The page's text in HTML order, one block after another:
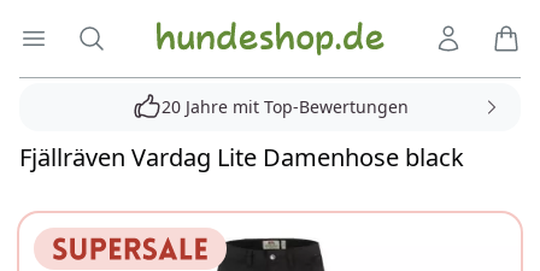
Menü öffnen
Suche Hundeshop.de
20 Jahre mit Top-Bewertungen
Fjällräven Vardag Lite Damenhose black
Reviews
Bilder